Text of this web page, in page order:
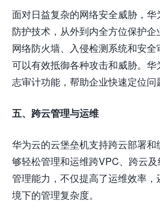
面对日益复杂的网络安全威胁，
防护技术，从外到内全方位保护
网络防火墙、入侵检测系统和安全
可以有效抵御各种攻击和威胁。
志审计功能，帮助企业快速定位问
五、跨云管理与运维
华为云的云堡垒机支持跨云部署
够轻松管理和运维跨VPC、跨云
管理能力，不仅提高了运维效率
境下的管理复杂度。